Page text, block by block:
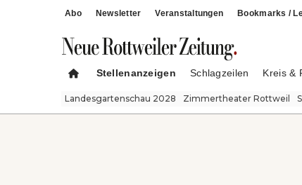
Abo Newsletter Veranstaltungen Bookmarks /
Stellenanzeigen Schlagzeilen Kreis &
Landesgartenschau 2028 Zimmertheater Rottweil